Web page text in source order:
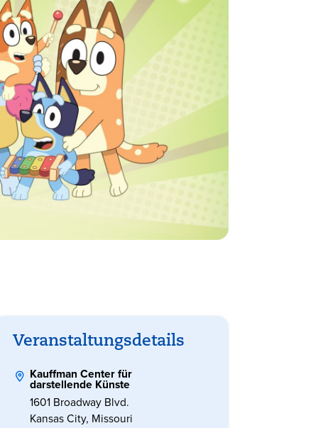
Veranstaltungsdetails
Kauffman Center für
darstellende Künste
1601 Broadway Blvd.
Kansas City, Missouri